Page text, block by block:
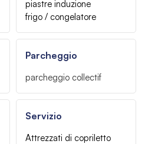
piastre induzione
frigo / congelatore
Parcheggio
parcheggio collectif
Servizio
Attrezzati di copriletto